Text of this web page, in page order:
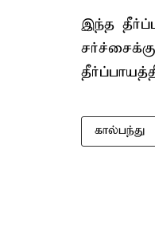
இந்த
கால்பந்து